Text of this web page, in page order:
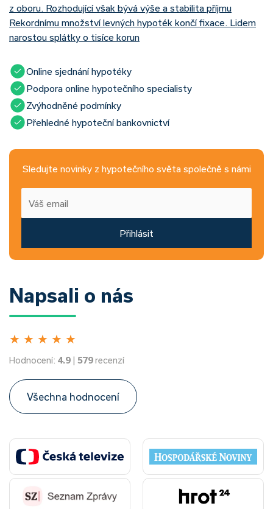
z oboru. Rozhodující však bývá výše a stabilita příjmu
Rekordnímu množství levných hypoték končí fixace. Lidem
narostou splátky o tisíce korun
Online sjednání hypotéky
Podpora online hypotečního specialisty
Zvýhodněné podmínky
Přehledné hypoteční bankovnictví
Sledujte novinky z hypotečního světa společně s námi
Přihlásit
Napsali o nás
★ ★ ★ ★ ★
Hodnocení: 4.9 | 579recenzí
Všechna hodnocení